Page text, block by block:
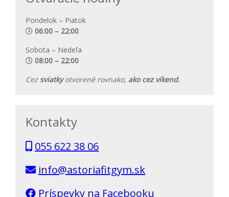
Pondelok – Piatok
06:00 – 22:00
Sobota – Nedeľa
08:00 – 22:00
Cez sviatkyotvorené rovnako, ako cez víkend.
Kontakty
055 622 38 06
info@astoriafitgym.sk
Príspevky na Facebooku